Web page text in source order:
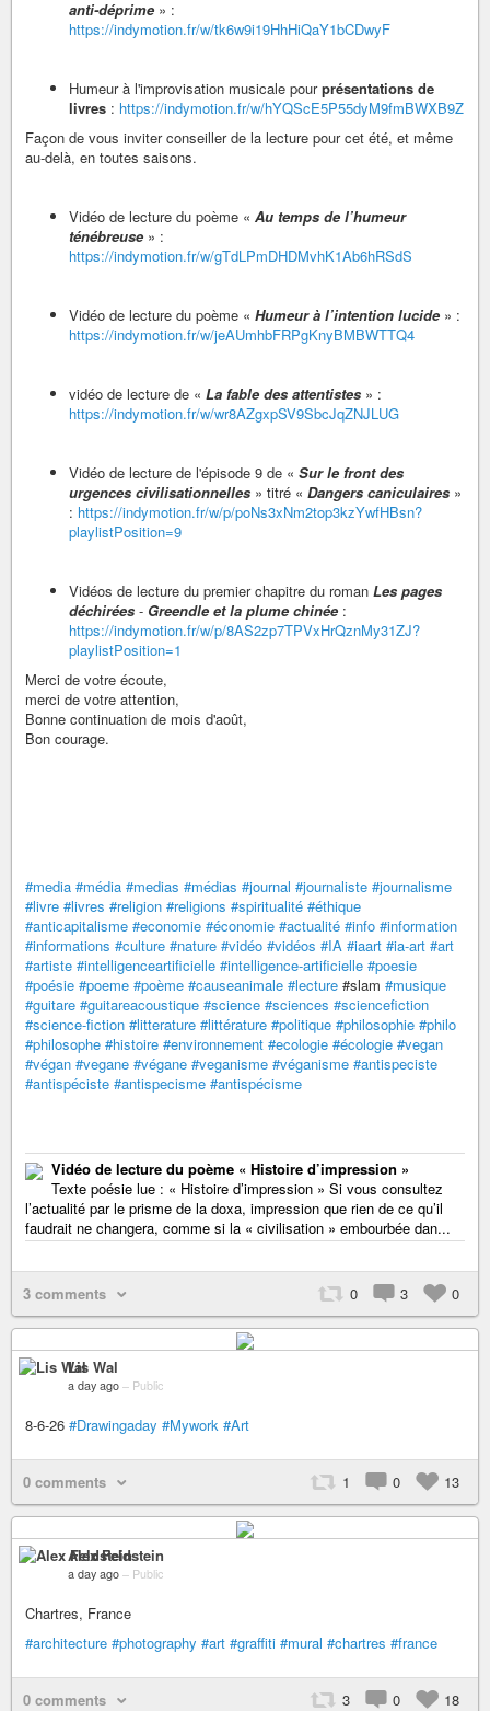
anti-déprime » :
https://indymotion.fr/w/tk6w9i19HhHiQaY1bCDwyF
Humeur à l'improvisation musicale pourprésentations de
livres : https://indymotion.fr/w/hYQScE5P55dyM9fmBWXB9Z
Façon de vous inviter conseiller de la lecture pour cet été, et même
au-delà, en toutes saisons.
Vidéo de lecture du poème « Au temps de l’humeur
ténébreuse » :
https://indymotion.fr/w/gTdLPmDHDMvhK1Ab6hRSdS
Vidéo de lecture du poème « Humeur à l’intention lucide » :
https://indymotion.fr/w/jeAUmhbFRPgKnyBMBWTTQ4
vidéo de lecture de « La fable des attentistes » :
https://indymotion.fr/w/wr8AZgxpSV9SbcJqZNJLUG
Vidéo de lecture de l'épisode 9 de « Sur le front des
urgences civilisationnelles » titré « Dangers caniculaires »
: https://indymotion.fr/w/p/poNs3xNm2top3kzYwfHBsn?
playlistPosition=9
Vidéos de lecture du premier chapitre du roman Les pages
déchirées - Greendle et la plume chinée :
https://indymotion.fr/w/p/8AS2zp7TPVxHrQznMy31ZJ?
playlistPosition=1
Merci de votre écoute,
merci de votre attention,
Bonne continuation de mois d'août,
Bon courage.
#media #média #medias #médias #journal #journaliste #journalisme
#livre #livres #religion #religions #spiritualité #éthique
#anticapitalisme #economie #économie #actualité #info #information
#informations #culture #nature #vidéo #vidéos #IA #iaart #ia-art #art
#artiste #intelligenceartificielle #intelligence-artificielle #poesie
#poésie #poeme #poème #causeanimale #lecture #slam #musique
#guitare #guitareacoustique #science #sciences #sciencefiction
#science-fiction #litterature #littérature #politique #philosophie #philo
#philosophe #histoire #environnement #ecologie #écologie #vegan
#végan #vegane #végane #veganisme #véganisme #antispeciste
#antispéciste #antispecisme #antispécisme
Vidéo de lecture du poème « Histoire d’impression »
Texte poésie lue : « Histoire d’impression » Si vous consultez
l’actualité par le prisme de la doxa, impression que rien de ce qu’il
faudrait ne changera, comme si la « civilisation » embourbée dan...
3 comments 0 3 0
Lis Wal
a day ago – Public
8-6-26 #Drawingaday #Mywork #Art
0 comments 1 0 13
Alex Feldstein
a day ago – Public
Chartres, France
#architecture #photography #art #graffiti #mural #chartres #france
0 comments 3 0 18